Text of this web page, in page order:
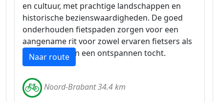
en cultuur, met prachtige landschappen en
historische bezienswaardigheden. De goed
onderhouden fietspaden zorgen voor een
aangename rit voor zowel ervaren fietsers als
liefhebbers van een ontspannen tocht.
Naar route
Noord-Brabant 34.4 km